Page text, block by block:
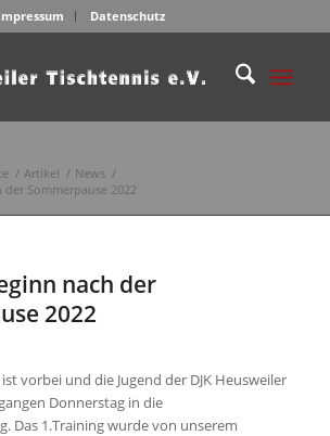
Datenschutz
/ Artikel / News /
Sommerpause 2022
nach der
2022
vorbei und die Jugend der DJK Heusweiler
Donnerstag in die
Das 1.Training wurde von unserem